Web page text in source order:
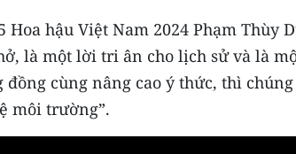
hậu Việt Nam 2024 Phạm Thùy
là một lời tri ân cho lịch sử và là
cùng nâng cao ý thức, thì
môi trường”.